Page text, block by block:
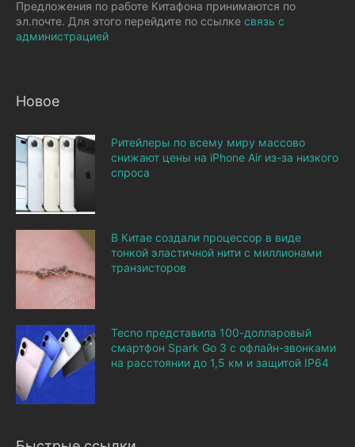
Предложения по работе Китафона принимаются по
эл.почте. Для этого перейдите по ссылке связь с
администрацией
Новое
Ритейлеры по всему миру массово
снижают цены на iPhone Air из-за низкого
спроса
В Китае создали процессор в виде
тонкой эластичной нити с миллионами
транзисторов
Tecno представила 100-долларовый
смартфон Spark Go 3 с офлайн-звонками
на расстоянии до 1,5 км и защитой IP64